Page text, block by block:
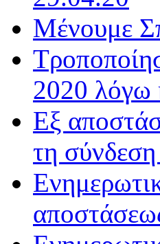
Μένουμε
2020 λόγω
Εξ
τη